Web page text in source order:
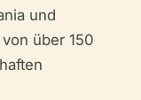
und
über 150